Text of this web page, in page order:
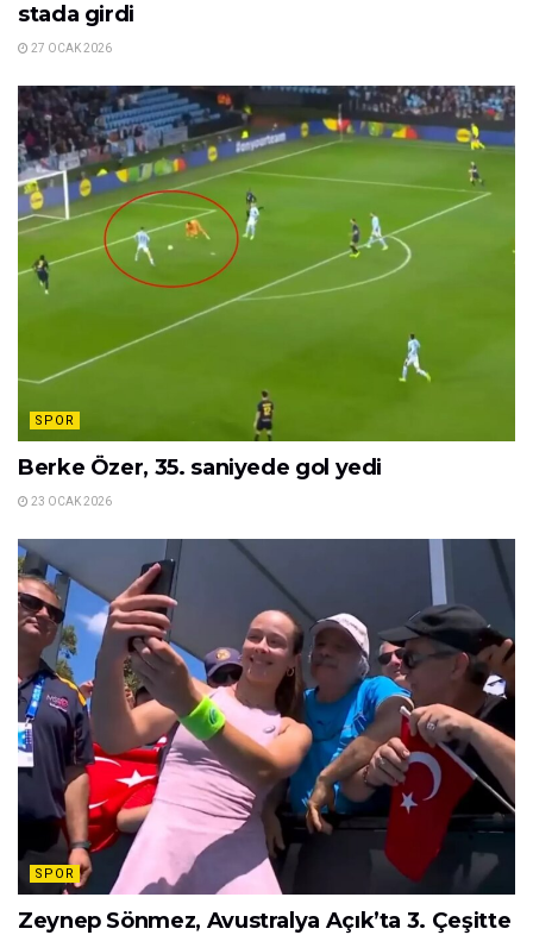
stada girdi
27 OCAK 2026
SPOR
Berke Özer, 35. saniyede gol yedi
23 OCAK 2026
SPOR
Zeynep Sönmez, Avustralya Açık’ta 3. Çeşitte